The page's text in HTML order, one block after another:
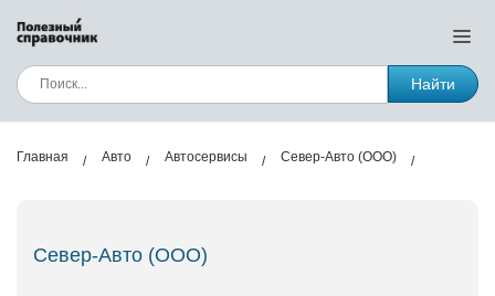
Найти
Главная Авто Автосервисы Север-Авто (ООО)
Север-Авто (ООО)